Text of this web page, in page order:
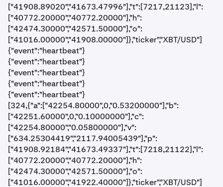
["41908.89020","41673.47996"],"t":[7217,21123],"l":
["40772.20000","40772.20000"],"h":
["42474.30000","42571.50000"],"o":
["41016.00000","41908.00000"]},"ticker","XBT/USD"]
{"event":"heartbeat"}
{"event":"heartbeat"}
{"event":"heartbeat"}
{"event":"heartbeat"}
{"event":"heartbeat"}
[324,{"a":["42254.80000",0,"0.53200000"],"b":
["42251.60000",0,"0.10000000"],"c":
["42254.80000","0.05800000"],"v":
["634.25304419","2117.94005439"],"p":
["41908.92184","41673.49337"],"t":[7218,21122],"l":
["40772.20000","40772.20000"],"h":
["42474.30000","42571.50000"],"o":
["41016.00000","41922.40000"]},"ticker","XBT/USD"]